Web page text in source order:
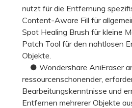
nutzt für die Entfernung
Content-Aware Fill für
Spot Healing Brush für kleine
Patch Tool für den nahtlosen
Objekte.
● Wondershare AniEraser
ressourcenschonender,
Bearbeitungskenntnisse und
Entfernen mehrerer Objekte